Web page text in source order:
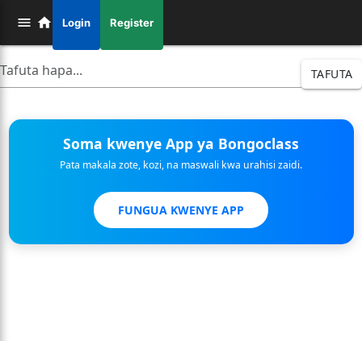
Login Register
TAFUTA
Soma kwenye App ya Bongoclass
Pata makala zote, kozi, na maswali kwa urahisi zaidi.
FUNGUA KWENYE APP